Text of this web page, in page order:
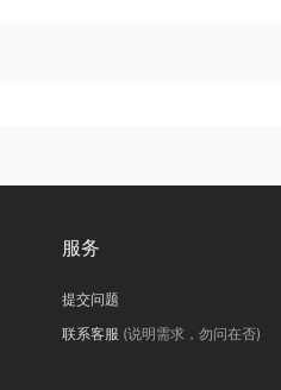
服务
提交问题
联系客服 (说明需求，勿问在否)